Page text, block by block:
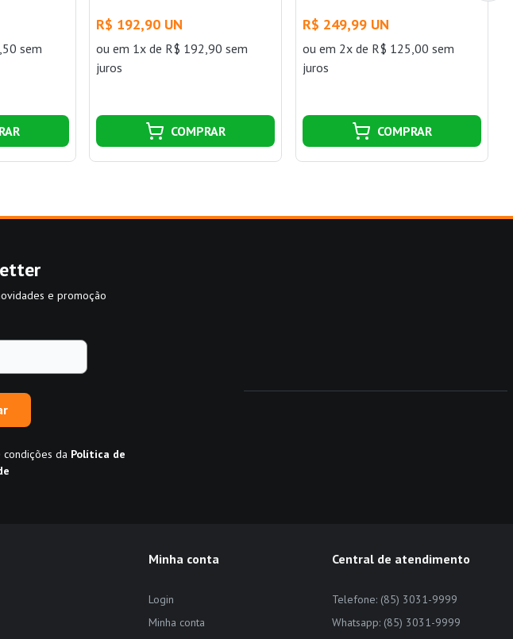
sem
R$ 192,90 UN
ouem 1x de R$ 192,90 sem
juros
COMPRAR
R$ 249,99 UN
ou em 2x de R$ 125,00 sem
juros
COMPRAR
e promoção
da Política de
Minha conta
Login
Minha conta
Central de atendimento
Telefone: (85) 3031-9999
Whatsapp: (85) 3031-9999